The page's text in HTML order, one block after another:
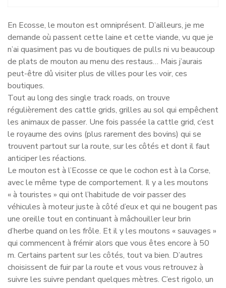
En Ecosse, le mouton est omniprésent. D’ailleurs, je me
demande où passent cette laine et cette viande, vu que je
n’ai quasiment pas vu de boutiques de pulls ni vu beaucoup
de plats de mouton au menu des restaus… Mais j’aurais
peut-être dû visiter plus de villes pour les voir, ces
boutiques.
Tout au long des single track roads, on trouve
régulièrement des cattle grids, grilles au sol qui empêchent
les animaux de passer. Une fois passée la cattle grid, c’est
le royaume des ovins (plus rarement des bovins) qui se
trouvent partout sur la route, sur les côtés et dont il faut
anticiper les réactions.
Le mouton est à l’Ecosse ce que le cochon est à la Corse,
avec le même type de comportement. Il y a les moutons
« à touristes » qui ont l’habitude de voir passer des
véhicules à moteur juste à côté d’eux et qui ne bougent pas
une oreille tout en continuant à mâchouiller leur brin
d’herbe quand on les frôle. Et il y les moutons « sauvages »
qui commencent à frémir alors que vous êtes encore à 50
m. Certains partent sur les côtés, tout va bien. D’autres
choisissent de fuir par la route et vous vous retrouvez à
suivre les suivre pendant quelques mètres. C’est rigolo, un